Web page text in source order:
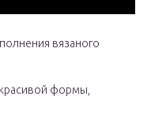
вязаного
формы,